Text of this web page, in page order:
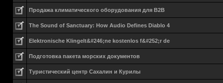
Продажа климатического оборудования для B2B
The Sound of Sanctuary: How Audio Defines Diablo 4
Elektronische Klingelt&#246;ne kostenlos f&#252;r de
Подготовка пакета морских документов
Туристический центр Сахалин и Курилы